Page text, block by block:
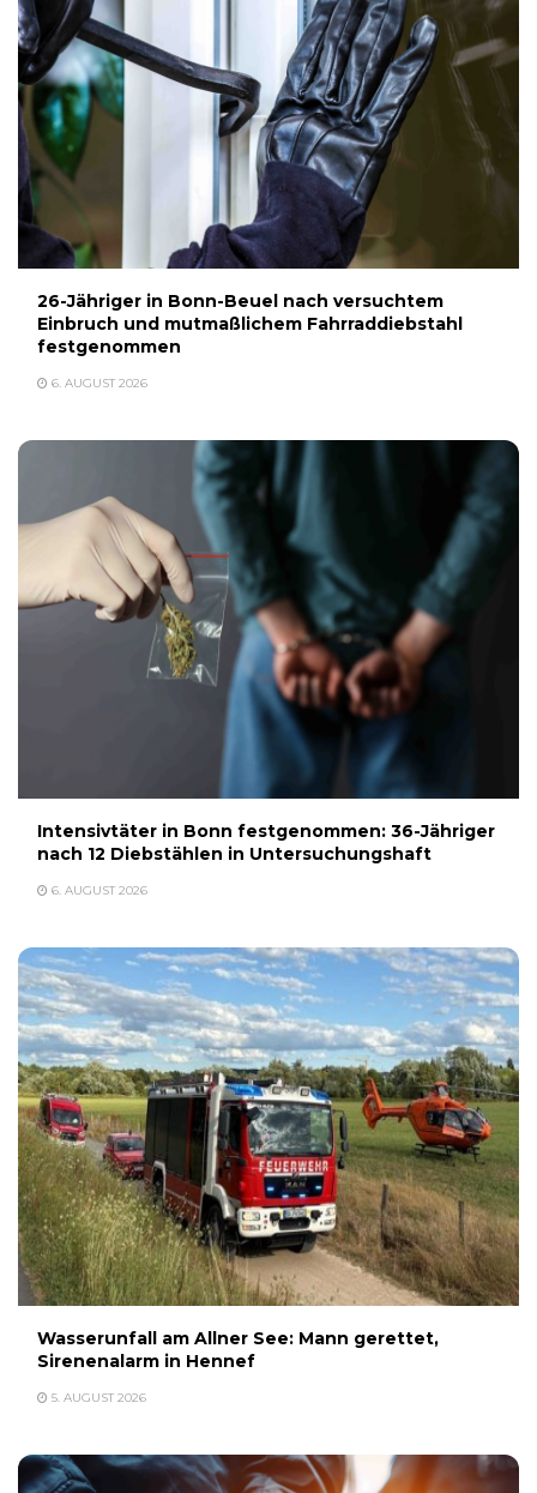
26-Jähriger in Bonn-Beuel nach versuchtem
Einbruch und mutmaßlichem Fahrraddiebstahl
festgenommen
6. AUGUST 2026
Intensivtäter in Bonn festgenommen: 36-Jähriger
nach 12 Diebstählen in Untersuchungshaft
6. AUGUST 2026
Wasserunfall am Allner See: Mann gerettet,
Sirenenalarm in Hennef
5. AUGUST 2026